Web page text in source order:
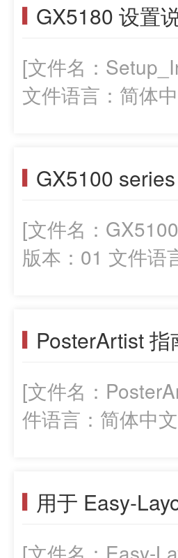
GX5180 设置
[文件名：
文件语言：简体
GX5100
[文件名：
版本：01 文件语
PosterArtist 指
[文件名：
件语言：简体中
用于 Easy-
[文件名：Easy-